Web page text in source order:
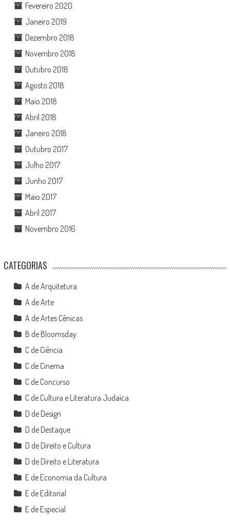
Fevereiro 2020
Janeiro 2019
Dezembro 2018
Novembro 2018
Outubro 2018
Agosto 2018
Maio 2018
Abril 2018
Janeiro 2018
Outubro 2017
Julho 2017
Junho 2017
Maio 2017
Abril 2017
Novembro 2016
CATEGORIAS
A de Arquitetura
A de Arte
A de Artes Cênicas
B de Bloomsday
C de Ciência
C de Cinema
C de Concurso
C de Cultura e Literatura Judaica
D de Design
D de Destaque
D de Direito e Cultura
D de Direito e Literatura
E de Economia da Cultura
E de Editorial
E de Especial